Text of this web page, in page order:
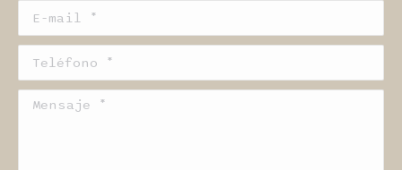
Mensaje *